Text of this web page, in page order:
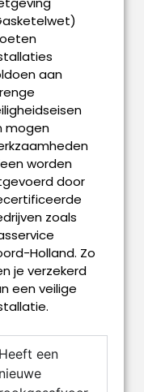
aan
mogen
worden
door
zoals
Holland. Zo
je verzekerd
een veilige
Heeft een
nieuwe